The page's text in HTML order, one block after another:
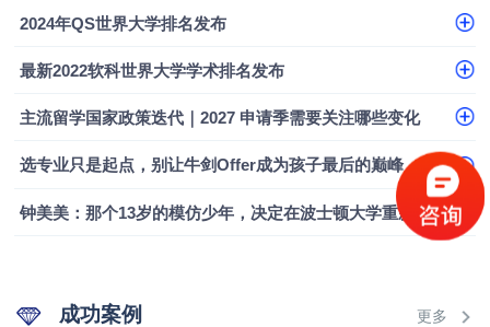
2024年QS世界大学排名发布
最新2022软科世界大学学术排名发布
主流留学国家政策迭代｜2027 申请季需要关注哪些变化
选专业只是起点，别让牛剑Offer成为孩子最后的巅峰
钟美美：那个13岁的模仿少年，决定在波士顿大学重新定义自己
成功案例 更多